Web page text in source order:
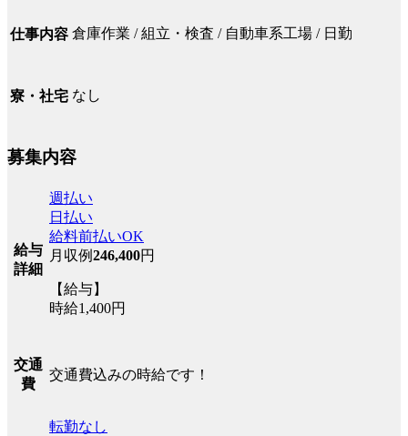
仕事内容 倉庫作業 / 組立・検査 / 自動車系工場 / 日勤
寮・社宅 なし
募集内容
給与
詳細
週払い
日払い
給料前払いOK
月収例246,400円
【給与】
時給1,400円
交通
費
交通費込みの時給です！
転勤なし